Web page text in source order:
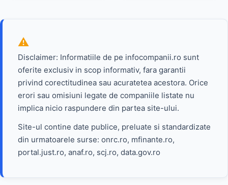
Disclaimer: Informatiile de pe infocompanii.ro sunt
oferite exclusiv in scop informativ, fara garantii
privind corectitudinea sau acuratetea acestora. Orice
erori sau omisiuni legate de companiile listate nu
implica nicio raspundere din partea site-ului.
Site-ul contine date publice, preluate si standardizate
din urmatoarele surse: onrc.ro, mfinante.ro,
portal.just.ro, anaf.ro, scj.ro, data.gov.ro